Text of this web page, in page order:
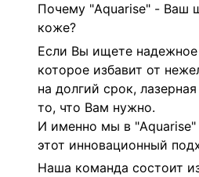
Почему "Aquarise" - Ваш
коже?
Если Вы ищете
которое избавит от
на долгий срок,
то, что Вам нужно.
И именно мы в "Aquarise"
этот инновационный
Наша команда состоит